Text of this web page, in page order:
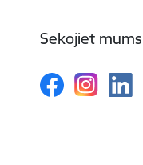
Sekojiet mums